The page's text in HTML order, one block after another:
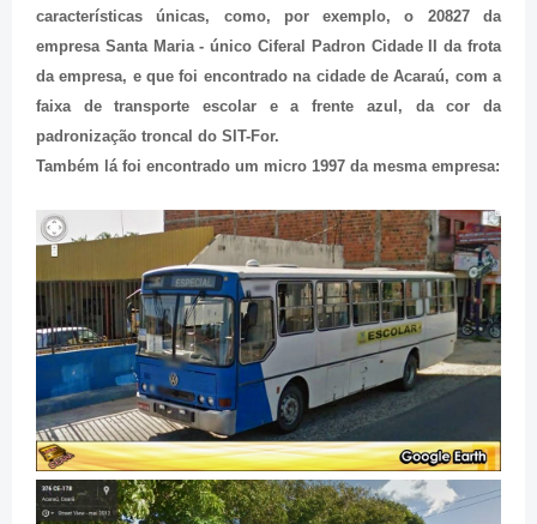
características únicas, como, por exemplo, o 20827 da
empresa Santa Maria - único Ciferal Padron Cidade II da frota
da empresa, e que foi encontrado na cidade de Acaraú, com a
faixa de transporte escolar e a frente azul, da cor da
padronização troncal do SIT-For.
Também lá foi encontrado um micro 1997 da mesma empresa: